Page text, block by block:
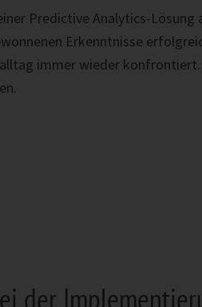
Predictive Analytics-Lösung
Erkenntnisse
immer wieder konfrontiert.
der